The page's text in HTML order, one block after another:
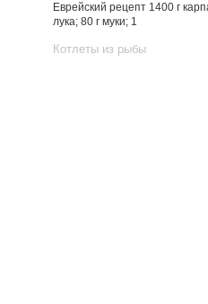
Еврейский рецепт 1400 г
лука; 80 г муки; 1
Котлеты из рыбы